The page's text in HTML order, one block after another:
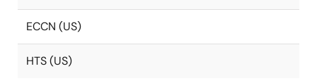
ECCN (US)
HTS (US)